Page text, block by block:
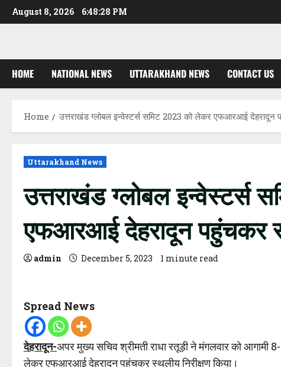
Skip
to
August 8, 2026 6:48:29 PM
HOME NATIONAL NEWS UTTARAKHAND NEWS CONTACT US
Home उत्तराखंड ग्लोबल इन्वेस्टर्स समिट 2023 को लेकर एफआरआई देहरादून
Uttarakhand News
उत्तराखंड ग्लोबल इन्वेस्टर्स
एफआरआई देहरादून पहुंचकर
admin December 5, 2023 1 minute read
Spread News
देहरादून-अपर मुख्य सचिव श्रीमती राधा रतूड़ी ने मंगलवार को आगामी
लेकर एफआरआई देहरादून पहुंचकर स्थलीय निरीक्षण किया।